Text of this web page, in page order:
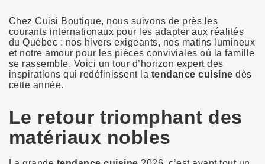
Chez Cuisi Boutique, nous suivons de près les
courants internationaux pour les adapter aux réalités
du Québec : nos hivers exigeants, nos matins lumineux
et notre amour pour les pièces conviviales où la famille
se rassemble. Voici un tour d’horizon expert des
inspirations qui redéfinissent la tendance cuisine dès
cette année.
Le retour triomphant des
matériaux nobles